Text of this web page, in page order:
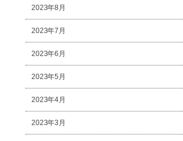
2023年8月
2023年7月
2023年6月
2023年5月
2023年4月
2023年3月